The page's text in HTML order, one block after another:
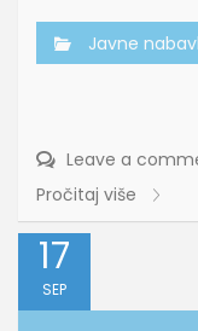
Javne
Leave a
Pročitaj više
17
SEP